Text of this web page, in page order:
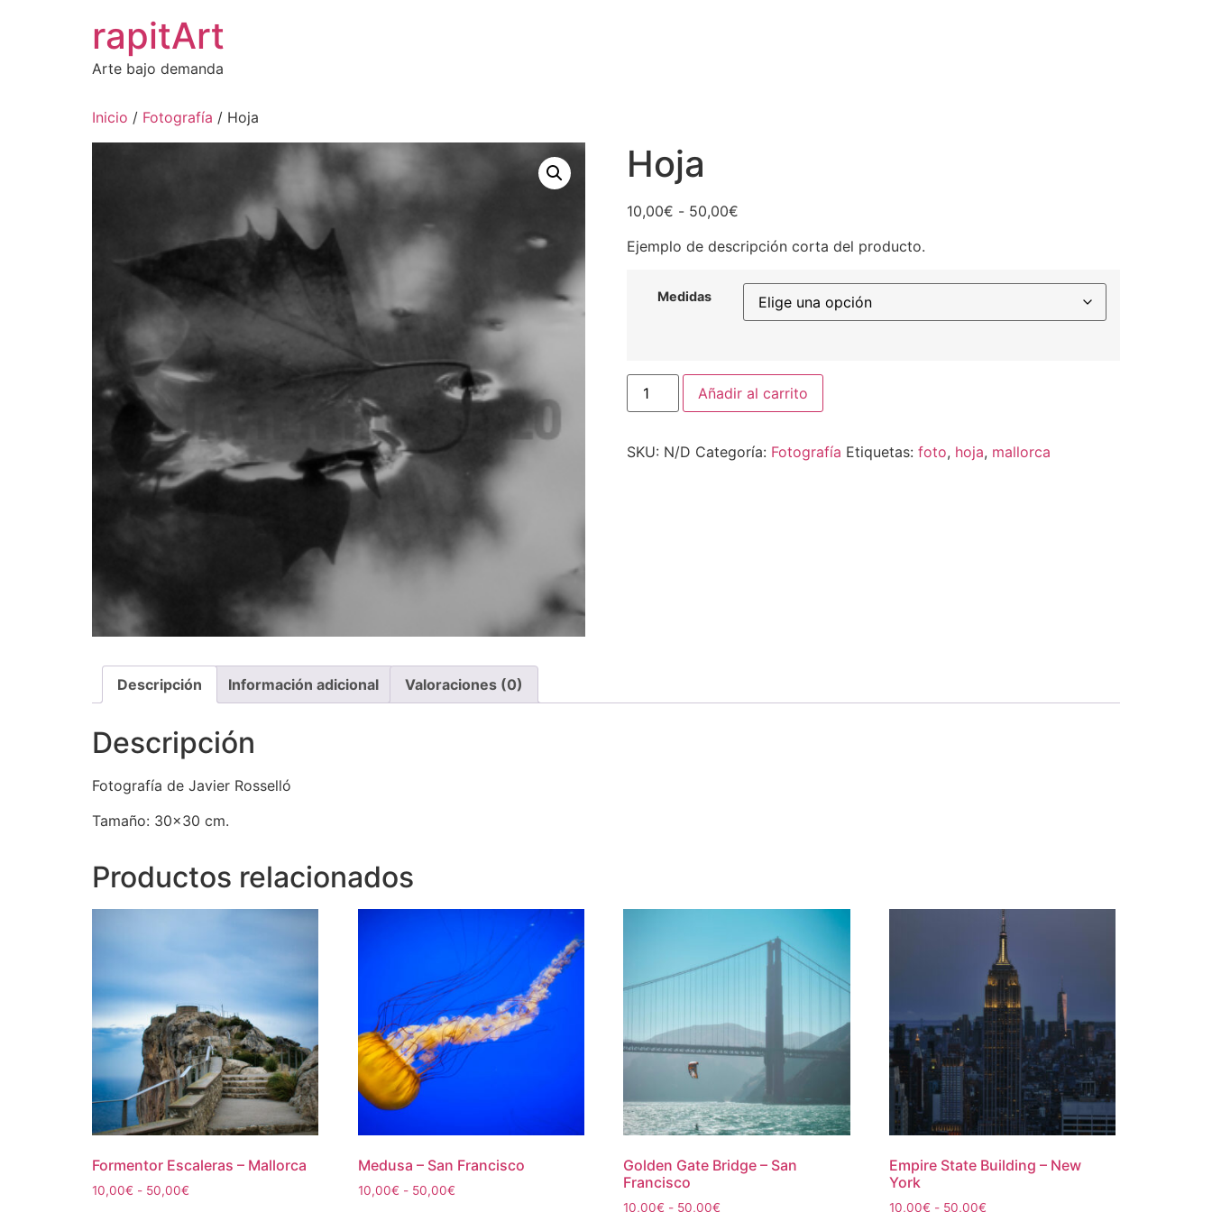
rapitArt
Arte bajo demanda
Inicio / Fotografía / Hoja
Hoja
10,00€ - 50,00€Rango
precios:
10,00€
hasta
Ejemplo de descripción corta del producto.
Medidas
Hoja
cantidad
Añadir al carrito
SKU: N/D Categoría: Fotografía Etiquetas: foto, hoja, mallorca
Descripción Información adicional Valoraciones (0)
Descripción
Fotografía de Javier Rosselló
Tamaño: 30×30 cm.
Productos relacionados
Formentor Escaleras – Mallorca
10,00€ - 50,00€
Medusa – San Francisco
10,00€ - 50,00€Rango
Golden Gate Bridge – San
Francisco
10,00€ - 50,00€
Empire State Building – New
York
10,00€ - 50,00€